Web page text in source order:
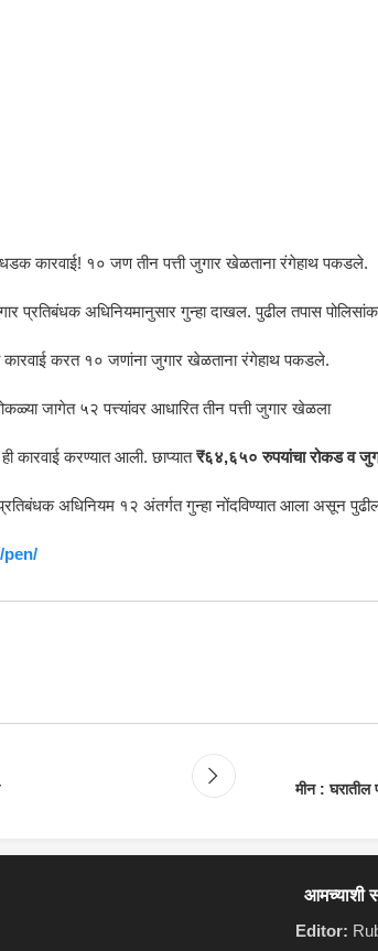
धडक कारवाई! १० जण तीन पत्ती जुगार खेळताना रंगेहाथ पकडले.
प्रतिबंधक अधिनियमानुसार गुन्हा दाखल. पुढील तपास
कारवाई करत १० जणांना जुगार खेळताना रंगेहाथ पकडले.
जागेत ५२ पत्त्यांवर आधारित तीन पत्ती जुगार खेळला
कारवाई करण्यात आली. छाप्यात₹६४,६५० रुपयांचा रोकड व
अधिनियम १२ अंतर्गत गुन्हा नोंदविण्यात आला असून
pen/
मीन : घरातील
आमच्याशी
Editor: